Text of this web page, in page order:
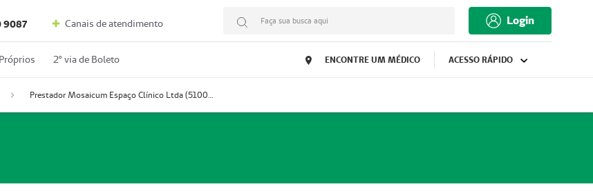
9087 Canais de atendimento Faça sua busca aqui Login
2º via de Boleto ENCONTRE UM MÉDICO ACESSO RÁPIDO
Prestador Mosaicum Espaço Clínico Ltda (51004352-0)